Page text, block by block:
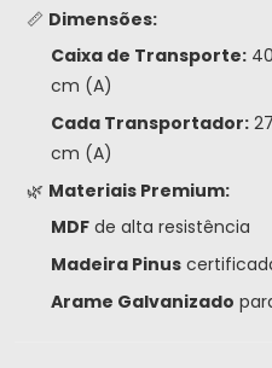
📏 Dimensões:
Caixa de Transporte:
cm (A)
Cada Transportador:
cm (A)
🌿 Materiais Premium:
MDF de alta resistência
Madeira Pinus
Arame Galvanizado